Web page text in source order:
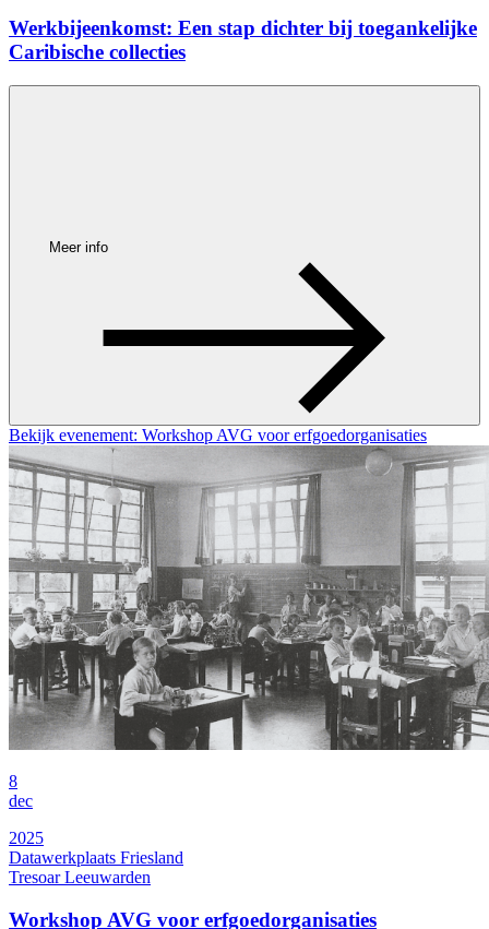
Werkbijeenkomst: Een stap dichter bij toegankelijke
Caribische collecties
Meer info
Bekijk evenement: Workshop AVG voor erfgoedorganisaties
8
dec
2025
Datawerkplaats Friesland
Tresoar Leeuwarden
Workshop AVG voor erfgoedorganisaties